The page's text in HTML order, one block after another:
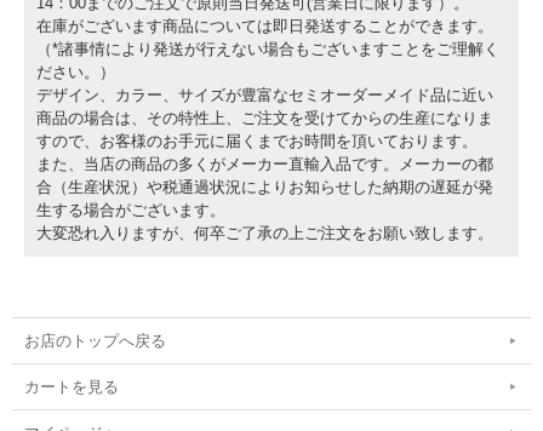
在庫がございます商品については即日発送することができます。
（*諸事情により発送が行えない場合もございますことをご理解く
ださい。）
デザイン、カラー、サイズが豊富なセミオーダーメイド品に近い
商品の場合は、その特性上、ご注文を受けてからの生産になりま
すので、お客様のお手元に届くまでお時間を頂いております。
また、当店の商品の多くがメーカー直輸入品です。メーカーの都
合（生産状況）や税通過状況によりお知らせした納期の遅延が発
生する場合がございます。
大変恐れ入りますが、何卒ご了承の上ご注文をお願い致します。
お店のトップへ戻る
カートを見る